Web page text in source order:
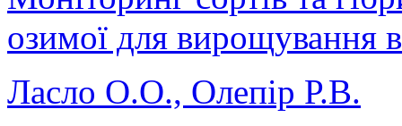
озимої для вирощування
Ласло О.О., Олепір Р.В.